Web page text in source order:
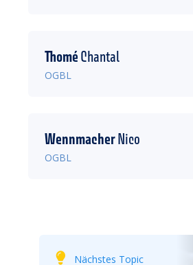
ThoméChantal
OGBL
WennmacherNico
OGBL
Nächstes Topic